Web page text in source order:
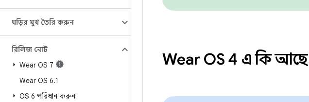
ঘড়ির মুখ তৈরি করুন
রিলিজ নোট
Wear OS 7
Wear OS 6.1
OS 6 পরিধান করুন
Wear OS 4 এ কি আছে